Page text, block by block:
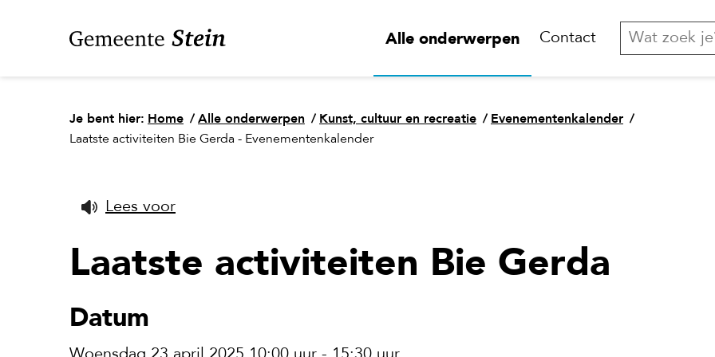
Alle onderwerpen Contact
Je bent hier: Home / Alle onderwerpen / Kunst, cultuur en recreatie / Evenementenkalender /
Laatste activiteiten Bie Gerda - Evenementenkalender
Lees voor
Laatste activiteiten Bie Gerda
Datum